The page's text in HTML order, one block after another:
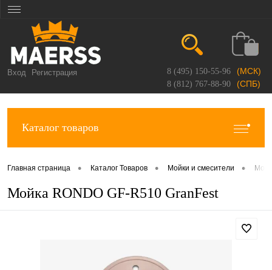
Вход Регистрация 8 (495) 150-55-96 (МСК)
8 (812) 767-88-90 (СПБ)
Каталог товаров
Главная страница • Каталог Товаров • Мойки и смесители •
Мойка RONDO GF-R510 GranFest